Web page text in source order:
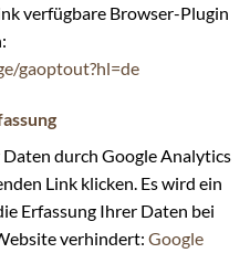
verfügbare Browser-Plugin
gaoptout?hl=de
durch Google Analytics
Link klicken. Es wird ein
Erfassung Ihrer Daten bei
verhindert: Google